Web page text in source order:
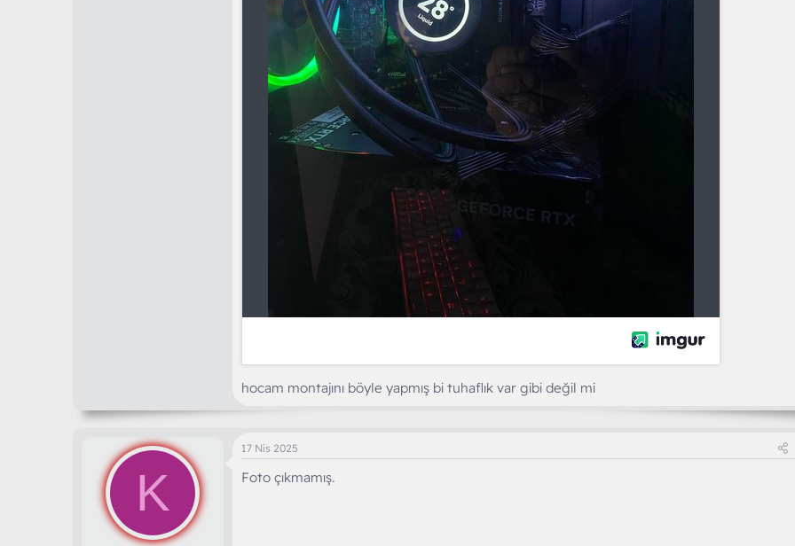
hocam montajını böyle yapmış bi tuhaflık var gibi değil mi
K
17 Nis 2025
Foto çıkmamış.